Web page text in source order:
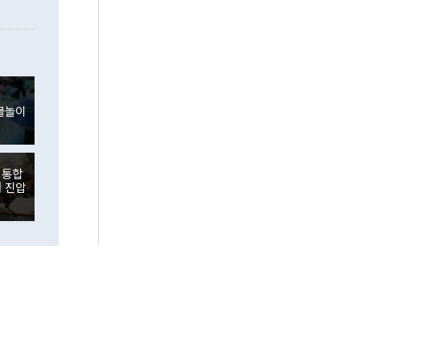
이상
하
장관
"고
지
서 월
난
. 정
관
고를
심각
이
내국
달러
. 외
러
시
에도
했
했
놀이
합
진압